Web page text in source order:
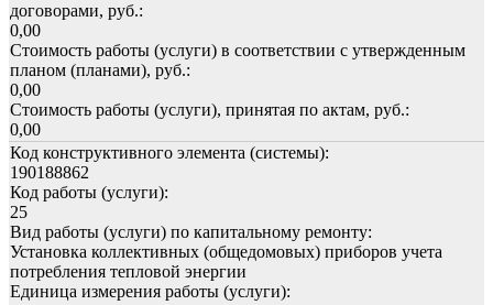
договорами, руб.:
0,00
Стоимость работы (услуги) в соответствии с утвержденным
планом (планами), руб.:
0,00
Стоимость работы (услуги), принятая по актам, руб.:
0,00
Код конструктивного элемента (системы):
190188862
Код работы (услуги):
25
Вид работы (услуги) по капитальному ремонту:
Установка коллективных (общедомовых) приборов учета
потребления тепловой энергии
Единица измерения работы (услуги):